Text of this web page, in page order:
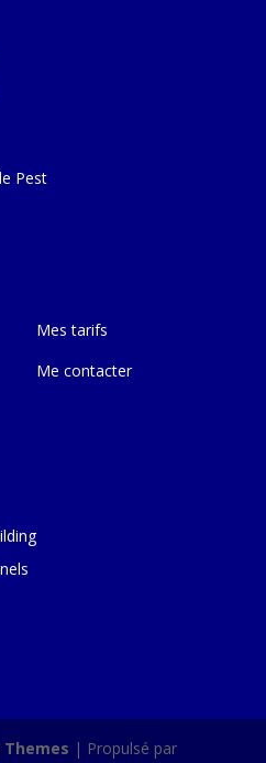
Pest
Mes tarifs
Me contacter
| Propulsé par